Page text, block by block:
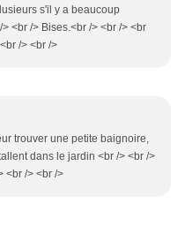
s'il y a beaucoup
<br /> Bises.<br /> <br /> <br
/> <br />
trouver une petite baignoire,
dans le jardin <br /> <br />
<br /> <br />